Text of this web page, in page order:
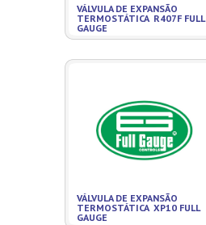
VÁLVULA DE EXPANSÃO
TERMOSTÁTICA R407F FULL
GAUGE
VÁLVULA DE EXPANSÃO
TERMOSTÁTICA XP10 FULL
GAUGE